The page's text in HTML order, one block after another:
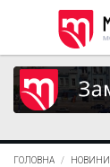
ГОЛОВНА НОВИНИ